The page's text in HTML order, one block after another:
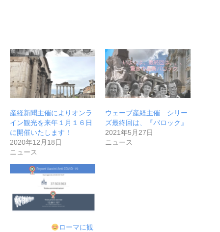
産経新聞主催によりオンラ
イン観光を来年１月１６日
に開催いたします！
2020年12月18日
ニュース
ウェーブ産経主催 シリー
ズ最終回は、『バロック』
2021年5月27日
ニュース
ローマに観